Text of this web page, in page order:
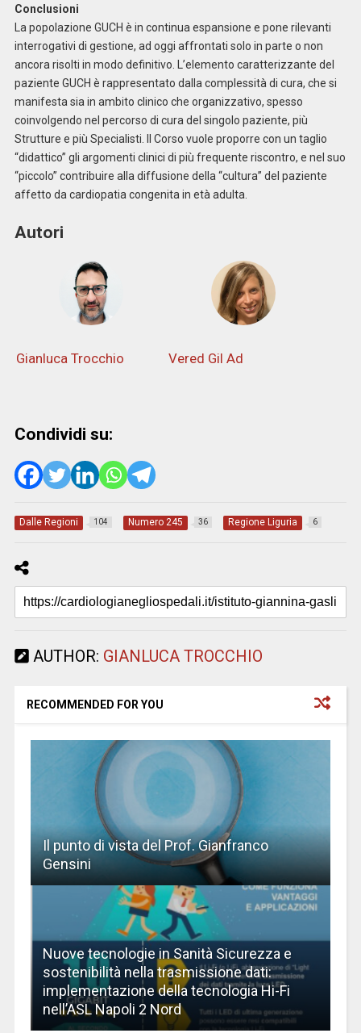
Conclusioni
La popolazione GUCH è in continua espansione e pone rilevanti
interrogativi di gestione, ad oggi affrontati solo in parte o non
ancora risolti in modo definitivo. L’elemento caratterizzante del
paziente GUCH è rappresentato dalla complessità di cura, che si
manifesta sia in ambito clinico che organizzativo, spesso
coinvolgendo nel percorso di cura del singolo paziente, più
Strutture e più Specialisti. Il Corso vuole proporre con un taglio
“didattico” gli argomenti clinici di più frequente riscontro, e nel suo
“piccolo” contribuire alla diffusione della “cultura” del paziente
affetto da cardiopatia congenita in età adulta.
Autori
Gianluca Trocchio Vered Gil Ad
Condividi su:
Dalle Regioni 104 Numero 245 36 Regione Liguria 6
AUTHOR: GIANLUCA TROCCHIO
RECOMMENDED FOR YOU
Il punto di vista del Prof. Gianfranco
Gensini
Nuove tecnologie in Sanità Sicurezza e
sostenibilità nella trasmissione dati:
implementazione della tecnologia Hi-Fi
nell’ASL Napoli 2 Nord